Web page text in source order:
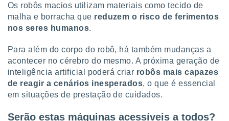
da
medir o
dos
de
ou
de dados
fontes,
e melhorar
Os robôs macios utilizam materiais como tecido de
malha e borracha que reduzem o risco de ferimentos
nos seres humanos.
Para além do corpo do robô, há também mudanças a
acontecer no cérebro do mesmo. A próxima geração de
inteligência artificial poderá criar robôs mais capazes
de reagir a cenários inesperados, o que é essencial
em situações de prestação de cuidados.
Serão estas máquinas acessíveis a todos?